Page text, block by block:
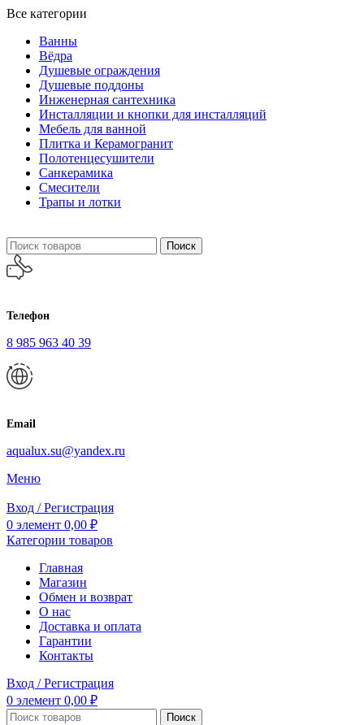
Все категории
Ванны
Вёдра
Душевые ограждения
Душевые поддоны
Инженерная сантехника
Инсталляции и кнопки для инсталляций
Мебель для ванной
Плитка и Керамогранит
Полотенцесушители
Санкерамика
Смесители
Трапы и лотки
Поиск
Телефон
8 985 963 40 39
Email
aqualux.su@yandex.ru
Меню
Вход / Регистрация
0 элемент 0,00 ₽
Категории товаров
Главная
Магазин
Обмен и возврат
О нас
Доставка и оплата
Гарантии
Контакты
Вход / Регистрация
0 элемент 0,00 ₽
Поиск